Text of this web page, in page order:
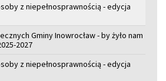
z niepełnosprawnością - edycja
Gminy Inowrocław - by żyło nam
2027
z niepełnosprawnością - edycja